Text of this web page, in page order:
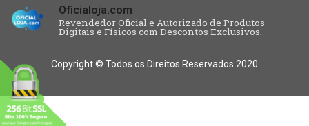
Oficialoja.com
Revendedor Oficial e Autorizado de Produtos
Digitais e Físicos com Descontos Exclusivos.
Copyright © Todos os Direitos Reservados 2020